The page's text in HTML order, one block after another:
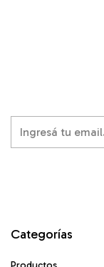
Categorías